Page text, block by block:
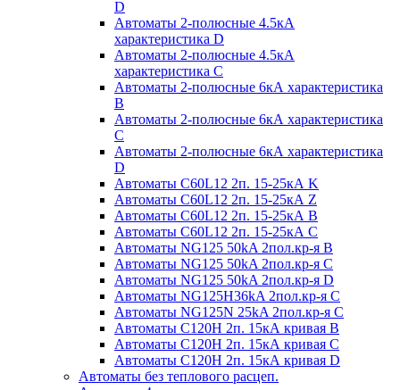
D
Автоматы 2-полюсные 4.5кА
характеристика D
Автоматы 2-полюсные 4.5кА
характеристика С
Автоматы 2-полюсные 6кА характеристика
B
Автоматы 2-полюсные 6кА характеристика
C
Автоматы 2-полюсные 6кА характеристика
D
Автоматы C60L12 2п. 15-25кА K
Автоматы C60L12 2п. 15-25кА Z
Автоматы C60L12 2п. 15-25кА B
Автоматы C60L12 2п. 15-25кА C
Автоматы NG125 50kA 2пол.кр-я B
Автоматы NG125 50kA 2пол.кр-я C
Автоматы NG125 50kA 2пол.кр-я D
Автоматы NG125H36kA 2пол.кр-я C
Автоматы NG125N 25kA 2пол.кр-я C
Автоматы С120H 2п. 15кА кривая B
Автоматы С120H 2п. 15кА кривая C
Автоматы С120H 2п. 15кА кривая D
Автоматы без теплового расцеп.